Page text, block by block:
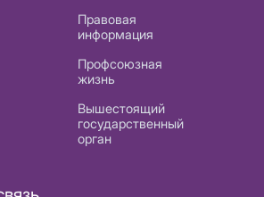
Правовая
информация
Профсоюзная
жизнь
Вышестоящий
государственный
орган